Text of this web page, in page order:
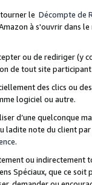
le Décompte de
à s'ouvrir dans
ou de rediriger
de tout site
des clics ou
logiciel ou autre.
d’une quelconque
note du client
.
ou
Spéciaux, que ce